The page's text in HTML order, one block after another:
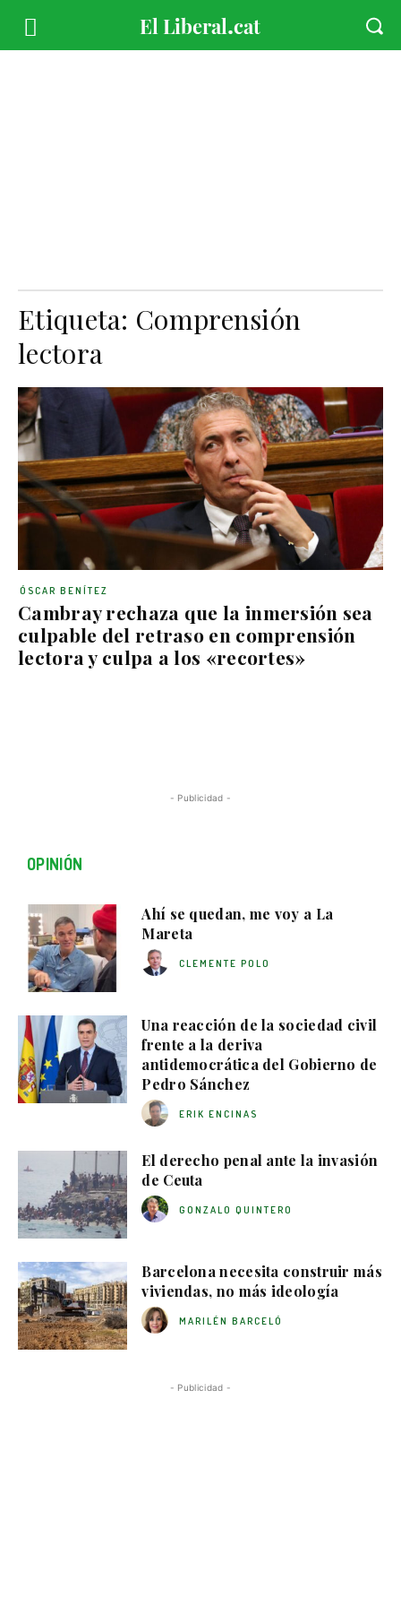
Etiqueta: Comprensión
lectora
Cambray rechaza que la inmersión sea
culpable del retraso en comprensión
lectora y culpa a los «recortes»
ÓSCAR BENÍTEZ
- Publicidad -
OPINIÓN
Ahí se quedan, me voy a La
Mareta
CLEMENTE POLO
Una reacción de la sociedad civil
frente a la deriva
antidemocrática del Gobierno de
Pedro Sánchez
ERIK ENCINAS
El derecho penal ante la invasión
de Ceuta
GONZALO QUINTERO
Barcelona necesita construir más
viviendas, no más ideología
MARILÉN BARCELÓ
- Publicidad -